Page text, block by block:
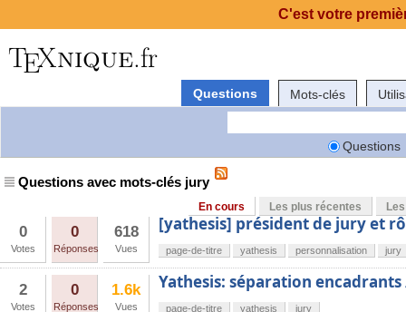
Questions Mots-clés
Questions
Questions avec mots-clés jury
En cours Les plus récentes
0
Votes
0
Réponses
618
Vues
[yathesis] président de jury et
page-de-titre yathesis personnalisation jury
2
Votes
0
Réponses
1.6k
Vues
Yathesis: séparation
page-de-titre yathesis jury
C'est votre